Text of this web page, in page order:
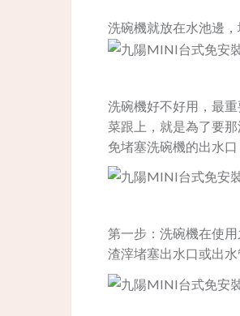
洗碗機就放在水池邊
洗碗機好不好用，最
菜跟上，就是為了要
免堵塞洗碗機的出水
第一步：洗碗機在使
渣滓堵塞出水口或出